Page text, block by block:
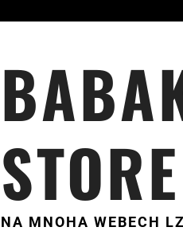
STORE
NA MNOHA WEBECH